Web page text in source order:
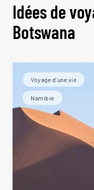
Idées de
Botswana
Voyage d'une vie
Namibie